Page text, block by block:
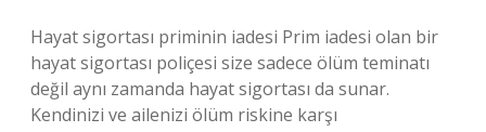
Hayat sigortası priminin iadesi Prim iadesi olan bir
hayat sigortası poliçesi size sadece ölüm teminatı
değil aynı zamanda hayat sigortası da sunar.
Kendinizi ve ailenizi ölüm riskine karşı